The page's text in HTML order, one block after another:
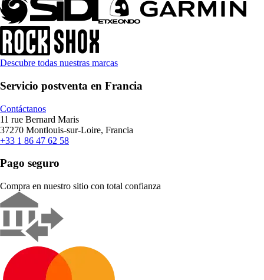
Descubre todas nuestras marcas
Servicio postventa en Francia
Contáctanos
11 rue Bernard Maris
37270 Montlouis-sur-Loire, Francia
+33 1 86 47 62 58
Pago seguro
Compra en nuestro sitio con total confianza